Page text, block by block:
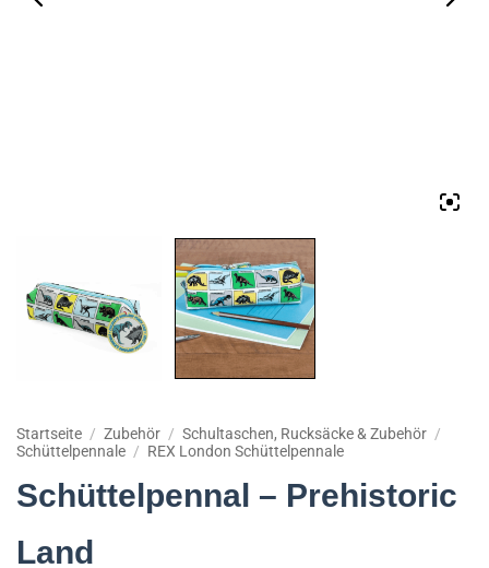
Startseite / Zubehör / Schultaschen, Rucksäcke & Zubehör /
Schüttelpennale / REX London Schüttelpennale
Schüttelpennal – Prehistoric
Land